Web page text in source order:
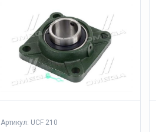
Артикул: UCF 210